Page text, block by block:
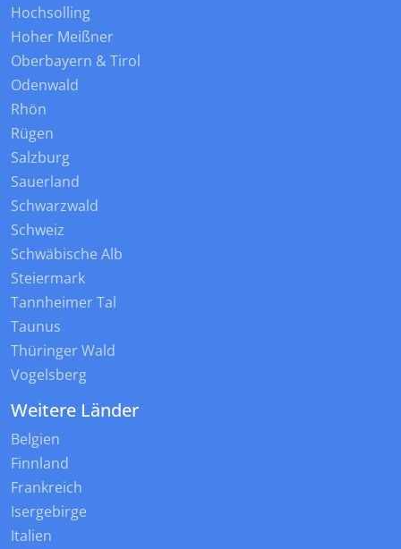
Hochsolling
Hoher Meißner
Oberbayern & Tirol
Odenwald
Rhön
Rügen
Salzburg
Sauerland
Schwarzwald
Schweiz
Schwäbische Alb
Steiermark
Tannheimer Tal
Taunus
Thüringer Wald
Vogelsberg
Weitere Länder
Belgien
Finnland
Frankreich
Isergebirge
Italien